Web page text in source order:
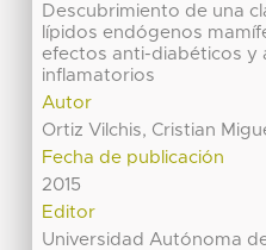
Descubrimiento de una
lípidos endógenos
efectos anti-diabéticos y
inflamatorios
Autor
Ortiz Vilchis, Cristian
Fecha de publicación
2015
Editor
Universidad Autónoma